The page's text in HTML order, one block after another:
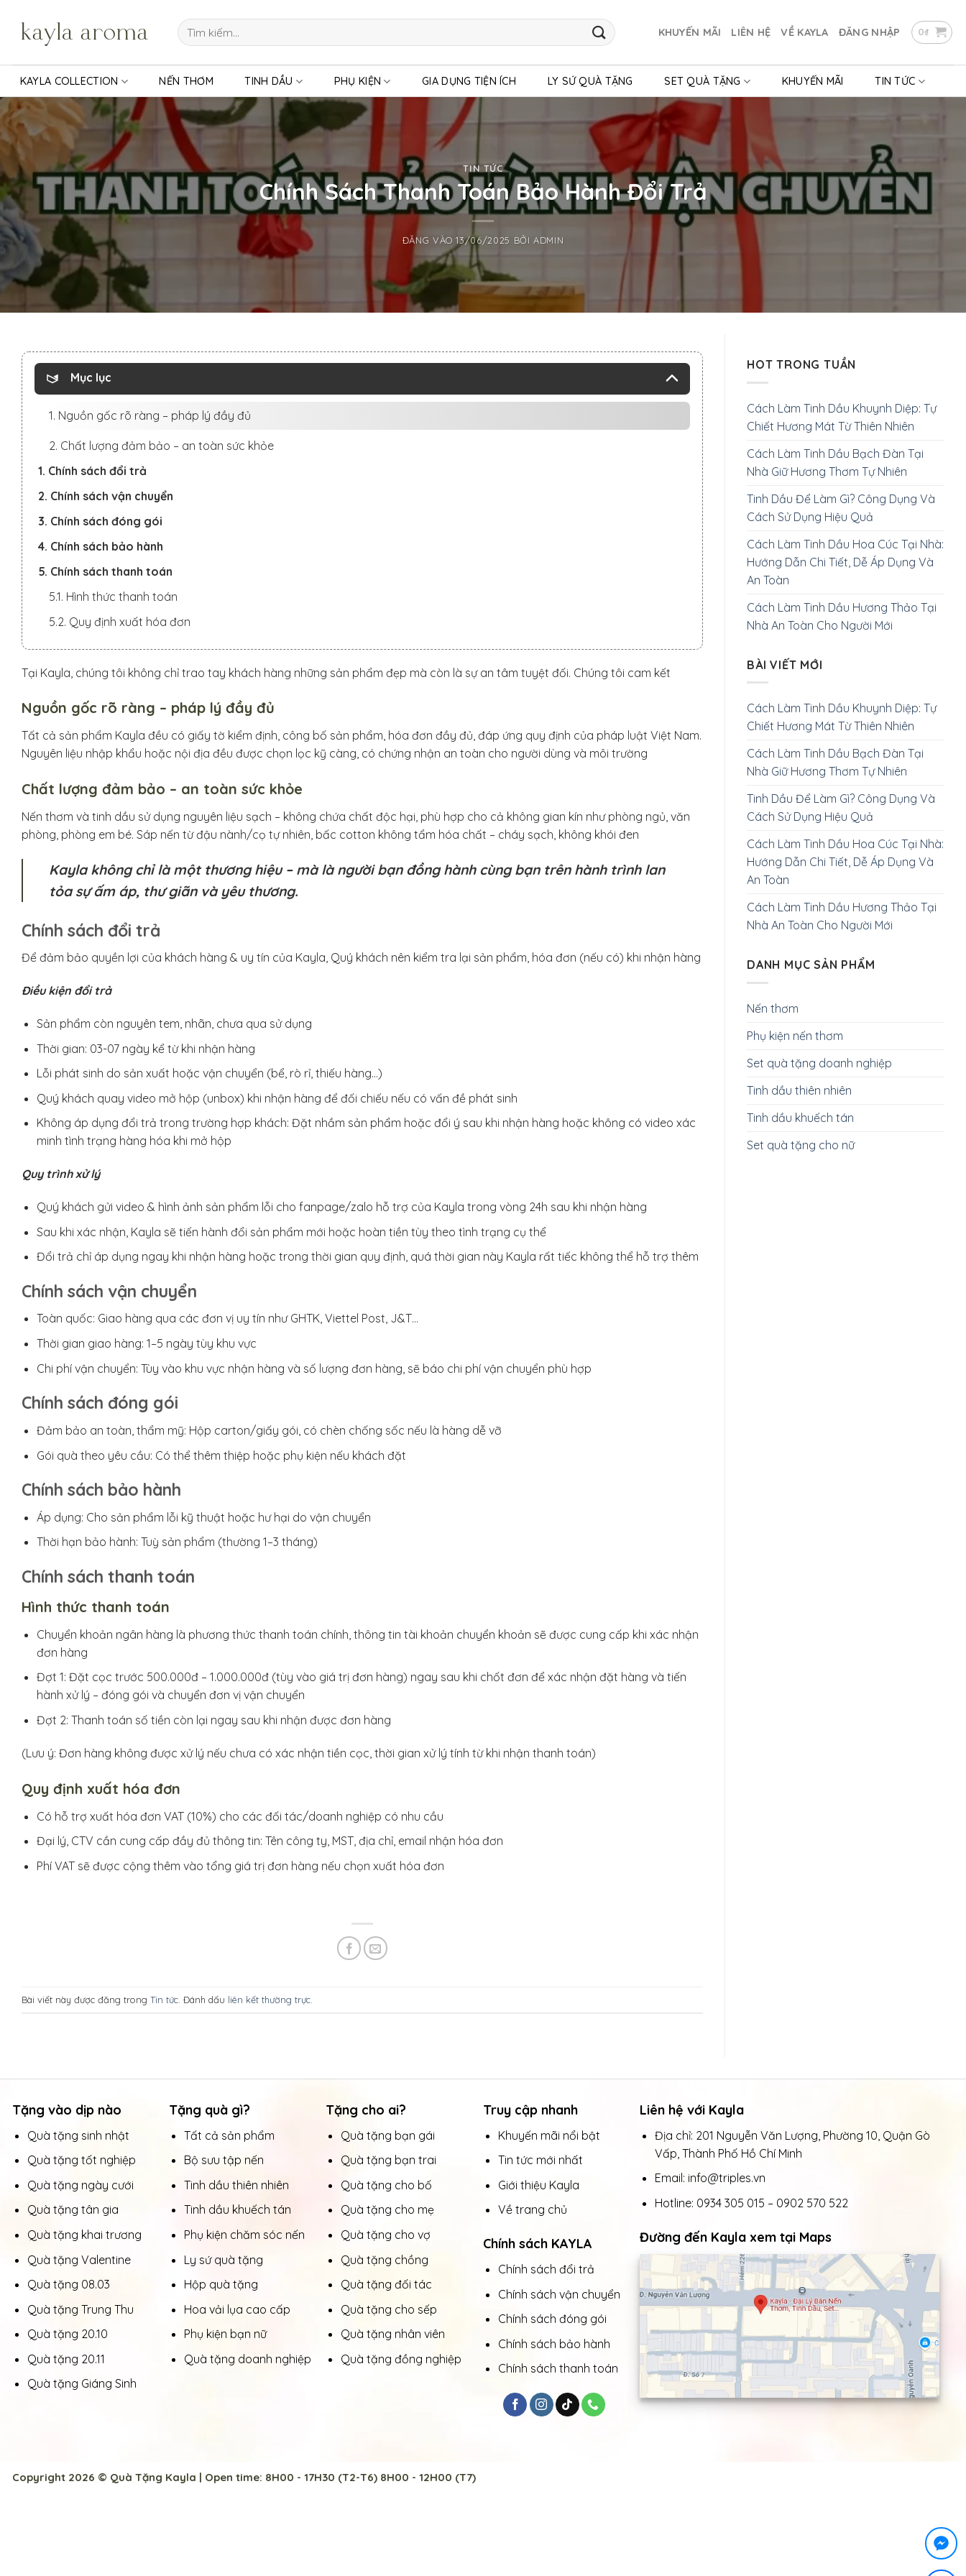
dung
Tìm
kiếm:
KHUYẾN MÃI LIÊN HỆ VỀ KAYLA ĐĂNG NHẬP 0₫
KAYLA COLLECTION NẾN THƠM TINH DẦU PHỤ KIỆN GIA DỤNG TIỆN ÍCH LY SỨ QUÀ TẶNG SET QUÀ TẶNG KHUYẾN MÃI TIN TỨC
TIN TỨC
Chính Sách Thanh Toán Bảo Hành Đổi Trả
ĐĂNG VÀO13/06/2025 BỞIADMIN
Mục lục
1. Nguồn gốc rõ ràng – pháp lý đầy đủ
2. Chất lượng đảm bảo – an toàn sức khỏe
1. Chính sách đổi trả
2. Chính sách vận chuyển
3. Chính sách đóng gói
4. Chính sách bảo hành
5. Chính sách thanh toán
5.1. Hình thức thanh toán
5.2. Quy định xuất hóa đơn
Tại Kayla, chúng tôi không chỉ trao tay khách hàng những sản phẩm đẹp mà còn là sự an tâm tuyệt đối. Chúng tôi cam kết
Nguồn gốc rõ ràng – pháp lý đầy đủ
Tất cả sản phẩm Kayla đều có giấy tờ kiểm định, công bố sản phẩm, hóa đơn đầy đủ, đáp ứng quy định của pháp luật Việt Nam.
Nguyên liệu nhập khẩu hoặc nội địa đều được chọn lọc kỹ càng, có chứng nhận an toàn cho người dùng và môi trường
Chất lượng đảm bảo – an toàn sức khỏe
Nến thơm và tinh dầu sử dụng nguyên liệu sạch – không chứa chất độc hại, phù hợp cho cả không gian kín như phòng ngủ, văn
phòng, phòng em bé. Sáp nến từ đậu nành/cọ tự nhiên, bấc cotton không tẩm hóa chất – cháy sạch, không khói đen
Kayla không chỉ là một thương hiệu – mà là người bạn đồng hành cùng bạn trên hành trình lan
tỏa sự ấm áp, thư giãn và yêu thương.
Chính sách đổi trả
Để đảm bảo quyền lợi của khách hàng & uy tín của Kayla, Quý khách nên kiểm tra lại sản phẩm, hóa đơn (nếu có) khi nhận hàng
Điều kiện đổi trả
Sản phẩm còn nguyên tem, nhãn, chưa qua sử dụng
Thời gian: 03-07 ngày kể từ khi nhận hàng
Lỗi phát sinh do sản xuất hoặc vận chuyển (bể, rò rỉ, thiếu hàng…)
Quý khách quay video mở hộp (unbox) khi nhận hàng để đối chiếu nếu có vấn đề phát sinh
Không áp dụng đổi trả trong trường hợp khách: Đặt nhầm sản phẩm hoặc đổi ý sau khi nhận hàng hoặc không có video xác
minh tình trạng hàng hóa khi mở hộp
Quy trình xử lý
Quý khách gửi video & hình ảnh sản phẩm lỗi cho fanpage/zalo hỗ trợ của Kayla trong vòng 24h sau khi nhận hàng
Sau khi xác nhận, Kayla sẽ tiến hành đổi sản phẩm mới hoặc hoàn tiền tùy theo tình trạng cụ thể
Đổi trả chỉ áp dụng ngay khi nhận hàng hoặc trong thời gian quy định, quá thời gian này Kayla rất tiếc không thể hỗ trợ thêm
Chính sách vận chuyển
Toàn quốc: Giao hàng qua các đơn vị uy tín như GHTK, Viettel Post, J&T…
Thời gian giao hàng: 1–5 ngày tùy khu vực
Chi phí vận chuyển: Tùy vào khu vực nhận hàng và số lượng đơn hàng, sẽ báo chi phí vận chuyển phù hợp
Chính sách đóng gói
Đảm bảo an toàn, thẩm mỹ: Hộp carton/giấy gói, có chèn chống sốc nếu là hàng dễ vỡ
Gói quà theo yêu cầu: Có thể thêm thiệp hoặc phụ kiện nếu khách đặt
Chính sách bảo hành
Áp dụng: Cho sản phẩm lỗi kỹ thuật hoặc hư hại do vận chuyển
Thời hạn bảo hành: Tuỳ sản phẩm (thường 1–3 tháng)
Chính sách thanh toán
Hình thức thanh toán
Chuyển khoản ngân hàng là phương thức thanh toán chính, thông tin tài khoản chuyển khoản sẽ được cung cấp khi xác nhận
đơn hàng
Đợt 1: Đặt cọc trước 500.000đ – 1.000.000đ (tùy vào giá trị đơn hàng) ngay sau khi chốt đơn để xác nhận đặt hàng và tiến
hành xử lý – đóng gói và chuyển đơn vị vận chuyển
Đợt 2: Thanh toán số tiền còn lại ngay sau khi nhận được đơn hàng
(Lưu ý: Đơn hàng không được xử lý nếu chưa có xác nhận tiền cọc, thời gian xử lý tính từ khi nhận thanh toán)
Quy định xuất hóa đơn
Có hỗ trợ xuất hóa đơn VAT (10%) cho các đối tác/doanh nghiệp có nhu cầu
Đại lý, CTV cần cung cấp đầy đủ thông tin: Tên công ty, MST, địa chỉ, email nhận hóa đơn
Phí VAT sẽ được cộng thêm vào tổng giá trị đơn hàng nếu chọn xuất hóa đơn
Bài viết này được đăng trong Tin tức . Đánh dấu liên kết thường trực
HOT TRONG TUẦN
Cách Làm Tinh Dầu Khuynh Diệp: Tự
Chiết Hương Mát Từ Thiên Nhiên
Cách Làm Tinh Dầu Bạch Đàn Tại
Nhà Giữ Hương Thơm Tự Nhiên
Tinh Dầu Để Làm Gì? Công Dụng Và
Cách Sử Dụng Hiệu Quả
Cách Làm Tinh Dầu Hoa Cúc Tại Nhà:
Hướng Dẫn Chi Tiết, Dễ Áp Dụng Và
An Toàn
Cách Làm Tinh Dầu Hương Thảo Tại
Nhà An Toàn Cho Người Mới
BÀI VIẾT MỚI
Cách Làm Tinh Dầu Khuynh Diệp: Tự
Chiết Hương Mát Từ Thiên Nhiên
Cách Làm Tinh Dầu Bạch Đàn Tại
Nhà Giữ Hương Thơm Tự Nhiên
Tinh Dầu Để Làm Gì? Công Dụng Và
Cách Sử Dụng Hiệu Quả
Cách Làm Tinh Dầu Hoa Cúc Tại Nhà:
Hướng Dẫn Chi Tiết, Dễ Áp Dụng Và
An Toàn
Cách Làm Tinh Dầu Hương Thảo Tại
Nhà An Toàn Cho Người Mới
DANH MỤC SẢN PHẨM
Nến thơm
Phụ kiện nến thơm
Set quà tặng doanh nghiệp
Tinh dầu thiên nhiên
Tinh dầu khuếch tán
Set quà tặng cho nữ
Tặng vào dịp nào
Quà tặng sinh nhật
Quà tặng tốt nghiệp
Quà tặng ngày cưới
Quà tặng tân gia
Quà tặng khai trương
Quà tặng Valentine
Quà tặng 08.03
Quà tặng Trung Thu
Quà tặng 20.10
Quà tặng 20.11
Quà tặng Giáng Sinh
Tặng quà gì?
Tất cả sản phẩm
Bộ sưu tập nến
Tinh dầu thiên nhiên
Tinh dầu khuếch tán
Phụ kiện chăm sóc nến
Ly sứ quà tặng
Hộp quà tặng
Hoa vải lụa cao cấp
Phụ kiện bạn nữ
Quà tặng doanh nghiệp
Tặng cho ai?
Quà tặng bạn gái
Quà tặng bạn trai
Quà tặng cho bố
Quà tặng cho mẹ
Quà tặng cho vợ
Quà tặng chồng
Quà tặng đối tác
Quà tặng cho sếp
Quà tặng nhân viên
Quà tặng đồng nghiệp
Truy cập nhanh
Khuyến mãi nổi bật
Tin tức mới nhất
Giới thiệu Kayla
Về trang chủ
Chính sách KAYLA
Chính sách đổi trả
Chính sách vận chuyển
Chính sách đóng gói
Chính sách bảo hành
Chính sách thanh toán
Liên hệ với Kayla
Địa chỉ: 201 Nguyễn Văn Lượng, Phường 10, Quận Gò
Vấp, Thành Phố Hồ Chí Minh
Email: info@triples.vn
Hotline: 0934 305 015 – 0902 570 522
Đường đến Kayla xem tại Maps
Copyright 2026 © Quà Tặng Kayla | Open time: 8H00 - 17H30 (T2-T6) 8H00 - 12H00 (T7)